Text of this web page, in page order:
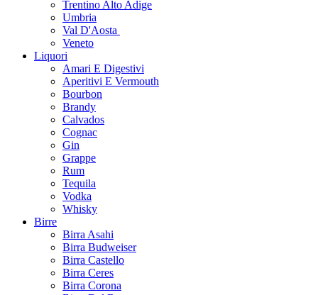
Trentino Alto Adige
Umbria
Val D'Aosta
Veneto
Liquori
Amari E Digestivi
Aperitivi E Vermouth
Bourbon
Brandy
Calvados
Cognac
Gin
Grappe
Rum
Tequila
Vodka
Whisky
Birre
Birra Asahi
Birra Budweiser
Birra Castello
Birra Ceres
Birra Corona